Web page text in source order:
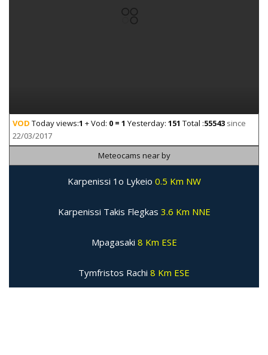
VOD Today views:1 + Vod: 0 = 1 Yesterday: 151 Total :55543 since
22/03/2017
Meteocams near by
Karpenissi 1o Lykeio 0.5 Km NW
Karpenissi Takis Flegkas 3.6 Km NNE
Mpagasaki 8 Km ESE
Tymfristos Rachi 8 Km ESE